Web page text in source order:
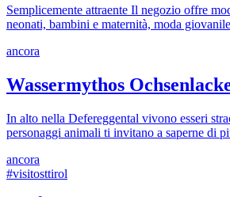
Semplicemente attraente Il negozio offre
neonati, bambini e maternità, moda
ancora
Wassermythos
In alto nella Defereggental vivono esseri
personaggi animali ti invitano a saperne di
ancora
#visitosttirol